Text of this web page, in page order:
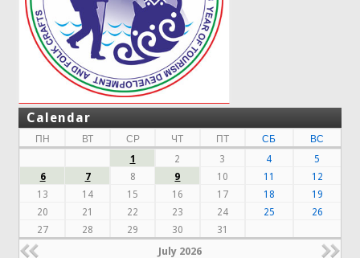
Calendar
ПН ВТ СР ЧТ ПТ СБ
ВС
1
2 3 4
5
6
7 8 9 10 11
12
13
14 15 16 17 18
19
20
21 22 23 24 25
26
27
28 29 30 31
July 2026